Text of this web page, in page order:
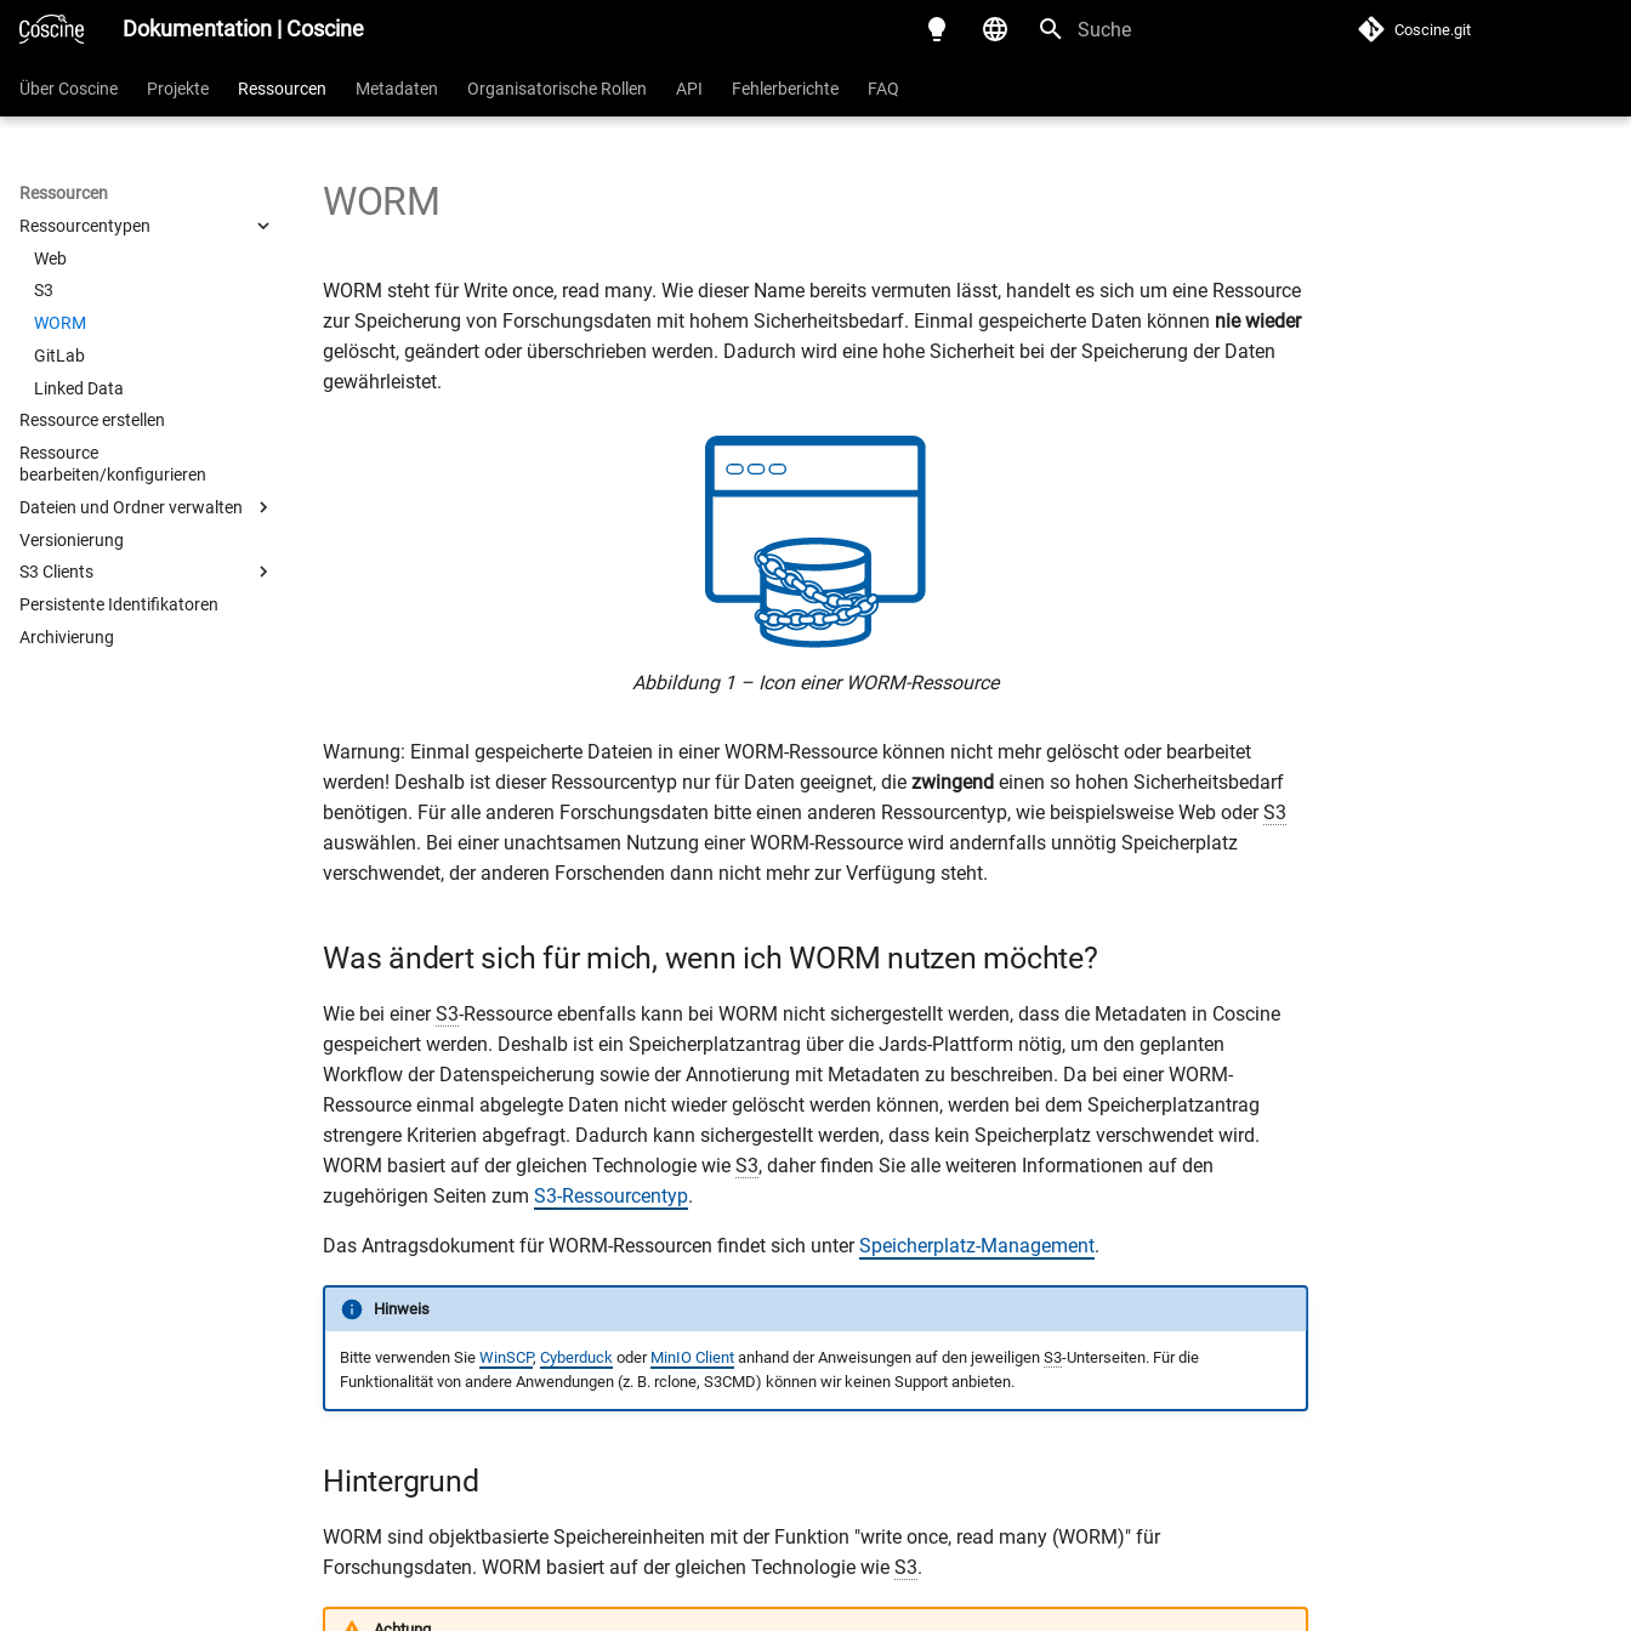
Dokumentation | Coscine Coscine.git
Über Coscine Projekte Ressourcen Metadaten Organisatorische Rollen API Fehlerberichte FAQ
Ressourcen
Ressourcentypen
Web
S3
WORM
GitLab
Linked Data
Ressource erstellen
Ressource
bearbeiten/konfigurieren
Dateien und Ordner verwalten
Löschen
Hochladen
Teilen
Herunterladen
Versionierung
S3 Clients
Policies
MinIO
Persistente Identifikatoren
Archivierung
WORM
WORM steht für Write once, read many. Wie dieser Name bereits vermuten lässt, handelt es sich um eine Ressource
zur Speicherung von Forschungsdaten mit hohem Sicherheitsbedarf. Einmal gespeicherte Daten können nie wieder
gelöscht, geändert oder überschrieben werden. Dadurch wird eine hohe Sicherheit bei der Speicherung der Daten
gewährleistet.
Abbildung 1 – Icon einer WORM-Ressource
Warnung: Einmal gespeicherte Dateien in einer WORM-Ressource können nicht mehr gelöscht oder bearbeitet
werden! Deshalb ist dieser Ressourcentyp nur für Daten geeignet, die zwingend einen so hohen Sicherheitsbedarf
benötigen. Für alle anderen Forschungsdaten bitte einen anderen Ressourcentyp, wie beispielsweise Web oderS3
auswählen. Bei einer unachtsamen Nutzung einer WORM-Ressource wird andernfalls unnötig Speicherplatz
verschwendet, der anderen Forschenden dann nicht mehr zur Verfügung steht.
Was ändert sich für mich, wenn ich WORM nutzen möchte?
Wie bei einerS3-Ressource ebenfalls kann bei WORM nicht sichergestellt werden, dass die Metadaten in Coscine
gespeichert werden. Deshalb ist ein Speicherplatzantrag über die Jards-Plattform nötig, um den geplanten
Workflow der Datenspeicherung sowie der Annotierung mit Metadaten zu beschreiben. Da bei einer WORM-
Ressource einmal abgelegte Daten nicht wieder gelöscht werden können, werden bei dem Speicherplatzantrag
strengere Kriterien abgefragt. Dadurch kann sichergestellt werden, dass kein Speicherplatz verschwendet wird.
WORM basiert auf der gleichen Technologie wie S3, daher finden Sie alle weiteren Informationen auf den
zugehörigen Seiten zum S3-Ressourcentyp.
Das Antragsdokument für WORM-Ressourcen findet sich unterSpeicherplatz-Management.
Hinweis
Bitte verwenden Sie WinSCP, Cyberduckoder MinIO Clientanhand der Anweisungen auf den jeweiligen S3-Unterseiten. Für die
Funktionalität von andere Anwendungen (z. B. rclone, S3CMD) können wir keinen Support anbieten.
Hintergrund
WORM sind objektbasierte Speichereinheiten mit der Funktion "write once, read many (WORM)" für
Forschungsdaten. WORM basiert auf der gleichen Technologie wie S3.